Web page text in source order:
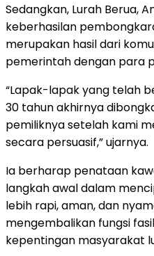
Sedangkan, Lurah Berua,
keberhasilan
merupakan hasil dari
pemerintah dengan para
“Lapak-lapak yang telah
30 tahun akhirnya
pemiliknya setelah kami
secara persuasif,” ujarnya.
Ia berharap penataan
langkah awal dalam
lebih rapi, aman, dan
mengembalikan fungsi
kepentingan masyarakat